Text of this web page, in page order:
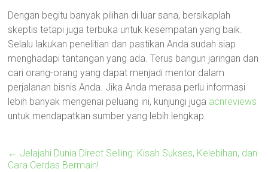
Dengan begitu banyak pilihan di luar sana, bersikaplah
skeptis tetapi juga terbuka untuk kesempatan yang baik.
Selalu lakukan penelitian dan pastikan Anda sudah siap
menghadapi tantangan yang ada. Terus bangun jaringan dan
cari orang-orang yang dapat menjadi mentor dalam
perjalanan bisnis Anda. Jika Anda merasa perlu informasi
lebih banyak mengenai peluang ini, kunjungi juga acnreviews
untuk mendapatkan sumber yang lebih lengkap.
← Jelajahi Dunia Direct Selling: Kisah Sukses, Kelebihan, dan
Cara Cerdas Bermain!